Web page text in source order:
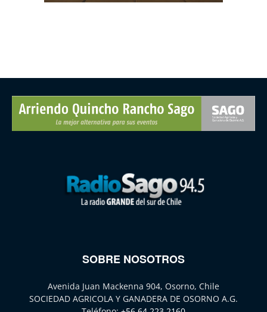
SOBRE NOSOTROS
Avenida Juan Mackenna 904, Osorno, Chile
SOCIEDAD AGRICOLA Y GANADERA DE OSORNO A.G.